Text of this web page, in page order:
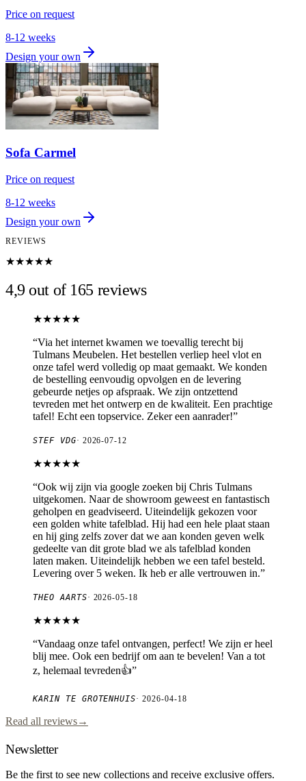
Price on request
8-12 weeks
Design your own
Sofa Carmel
Price on request
8-12 weeks
Design your own
REVIEWS
★★★★★
4,9 out of 165 reviews
★★★★★
“Via het internet kwamen we toevallig terecht bij
Tulmans Meubelen. Het bestellen verliep heel vlot en
onze tafel werd volledig op maat gemaakt. We konden
de bestelling eenvoudig opvolgen en de levering
gebeurde netjes op afspraak. We zijn ontzettend
tevreden met het ontwerp en de kwaliteit. Een prachtige
tafel! Echt een topservice. Zeker een aanrader!”
STEF VDG· 2026-07-12
★★★★★
“Ook wij zijn via google zoeken bij Chris Tulmans
uitgekomen. Naar de showroom geweest en fantastisch
geholpen en geadviseerd. Uiteindelijk gekozen voor
een golden white tafelblad. Hij had een hele plaat staan
en hij ging zelfs zover dat we aan konden geven welk
gedeelte van dit grote blad we als tafelblad konden
laten maken. Uiteindelijk hebben we een tafel besteld.
Levering over 5 weken. Ik heb er alle vertrouwen in.”
THEO AARTS· 2026-05-18
★★★★★
“Vandaag onze tafel ontvangen, perfect! We zijn er heel
blij mee. Ook een bedrijf om aan te bevelen! Van a tot
z, helemaal tevreden👍”
KARIN TE GROTENHUIS·2026-04-18
Read all reviews→
Newsletter
Be the first to see new collections and receive exclusive offers.